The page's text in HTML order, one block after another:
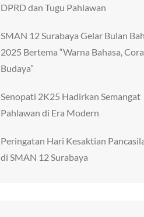
DPRD dan Tugu Pahlawan
SMAN 12 Surabaya Gelar Bulan
2025 Bertema “Warna Bahasa,
Budaya”
Senopati 2K25 Hadirkan Semangat
Pahlawan di Era Modern
Peringatan Hari Kesaktian
di SMAN 12 Surabaya